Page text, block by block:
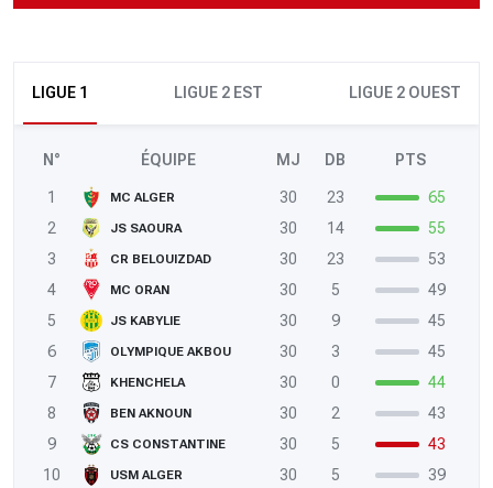
LIGUE 1 LIGUE 2 EST LIGUE 2 OUEST
N° ÉQUIPE MJ DB PTS
1 MC ALGER 30 23
65
2
JS SAOURA 30 14
55
3
CR BELOUIZDAD 30 23
53
4
MC ORAN 30 5
49
5
JS KABYLIE 30 9
45
6
OLYMPIQUE AKBOU 30 3
45
7
KHENCHELA 30 0
44
8
BEN AKNOUN 30 2
43
9
CS CONSTANTINE 30 5
43
10
USM ALGER 30 5
39